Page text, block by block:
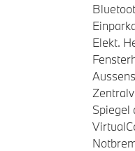
Elekt.
Spiegel